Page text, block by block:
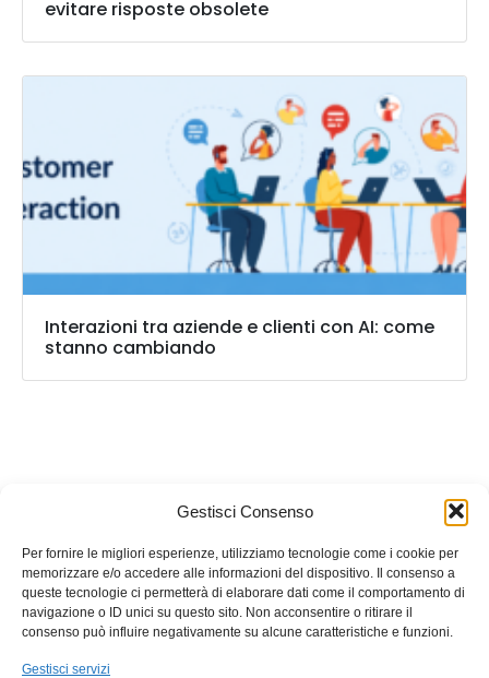
Gestisci Consenso
Per fornire le migliori esperienze, utilizziamo tecnologie come i cookie per
memorizzare e/o accedere alle informazioni del dispositivo. Il consenso a
queste tecnologie ci permetterà di elaborare dati come il comportamento di
navigazione o ID unici su questo sito. Non acconsentire o ritirare il
consenso può influire negativamente su alcune caratteristiche e funzioni.
Gestisci servizi
evitare risposte obsolete
Interazioni tra aziende e clienti con AI: come
stanno cambiando
P.IVA: 02532780646